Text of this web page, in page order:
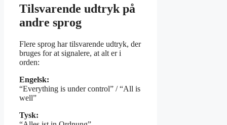
Tilsvarende udtryk på
andre sprog
Flere sprog har tilsvarende udtryk, der
bruges for at signalere, at alt er i
orden:
Engelsk:
“Everything is under control” / “All is
well”
Tysk: